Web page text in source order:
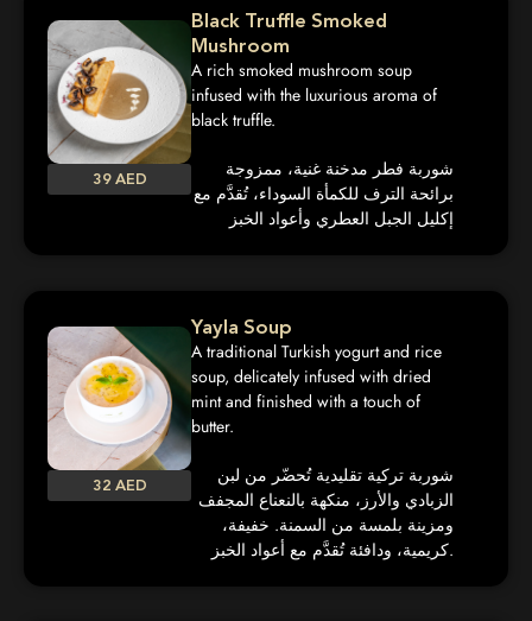
39 AED
Black Truffle Smoked
Mushroom
A rich smoked mushroom soup
infused with the luxurious aroma of
black truffle.
شوربة فطر مدخنة غنية، ممزوجة
برائحة الترف للكمأة السوداء، تُقدَّم مع
إكليل الجبل العطري وأعواد الخبز
32 AED
Yayla Soup
A traditional Turkish yogurt and rice
soup, delicately infused with dried
mint and finished with a touch of
butter.
شوربة تركية تقليدية تُحضّر من لبن
الزبادي والأرز، منكهة بالنعناع المجفف
ومزينة بلمسة من السمنة. خفيفة،
كريمية، ودافئة تُقدَّم مع أعواد الخبز.